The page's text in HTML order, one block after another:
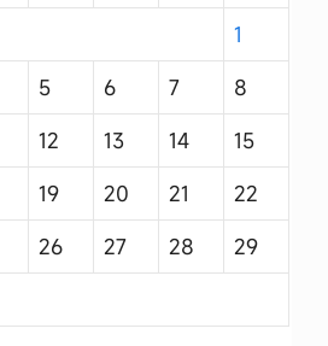
1
5 6 7
8
12 13 14
15
19 20 21
22
26 27 28
29